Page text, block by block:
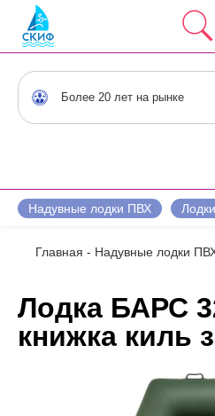
Более 20 лет на рынке
Надувные лодки ПВХ
Главная - Надувные лодки
Лодка БАРС
книжка киль